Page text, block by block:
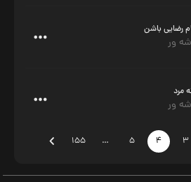
رضایی باشن
ور
مرد
ور
3
4
5
…
155